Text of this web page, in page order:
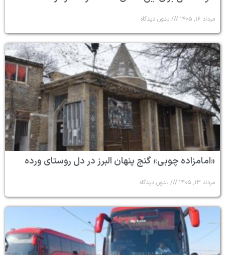
مرداد ۱۶, ۱۴۰۵ بدون دیدگاه
«امامزاده چوبی» گنج پنهان البرز در دل روستای ورده
مرداد ۱۳, ۱۴۰۵ بدون دیدگاه